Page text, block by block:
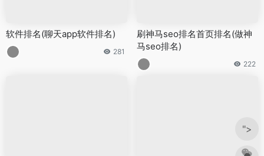
软件排名(聊天app软件排名)
281
刷神马seo排名首页排名(做神
马seo排名)
222
">